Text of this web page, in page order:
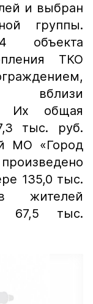
и выбран
группы.
объекта
ТКО
вблизи
Их общая
тыс. руб.
МО «Город
135,0 тыс.
жителей
67,5 тыс.